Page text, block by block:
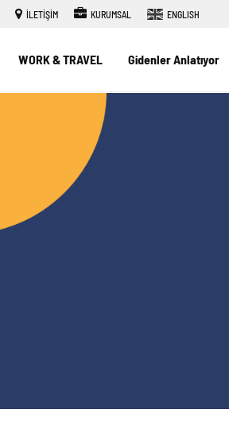
İLETİŞİM KURUMSAL ENGLISH
WORK & TRAVEL Gidenler Anlatıyor